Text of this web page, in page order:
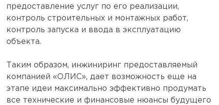
предоставление услуг по его реализации,
контроль строительных и монтажных работ,
контроль запуска и ввода в эксплуатацию
объекта.
Таким образом, инжиниринг предоставляемый
компанией «ОЛИС», дает возможность еще на
этапе идеи максимально эффективно продумать
все технические и финансовые нюансы будущего